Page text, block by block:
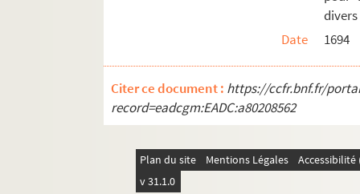
Ms Chiflet 63. « Police militaire, ou
Ms Chiflet 64. Epitaphes recueillies
Ms Chiflet 66. « Pièces historiques
Ms Chiflet 67. « Pièces historiques
Ms Chiflet 69. Supplément aux recueils
Date
1694
Citer ce document : https://ccfr.bnf.fr/
record=eadcgm:EADC:a80208562
Plan du site Mentions Légales
v 31.1.0